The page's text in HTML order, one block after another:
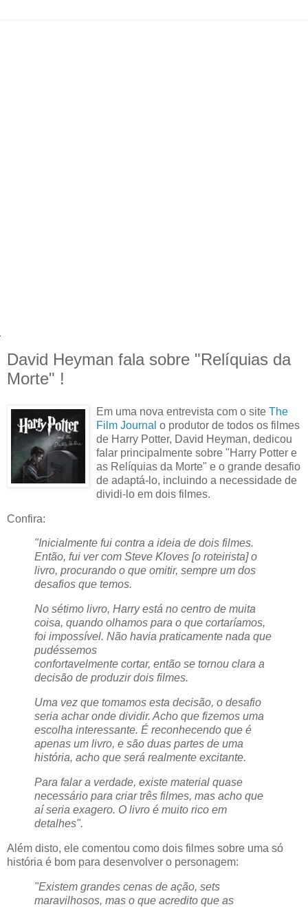
David Heyman fala sobre "Relíquias da
Morte" !
Em uma nova entrevista com o site The
Film Journal o produtor de todos os filmes
de Harry Potter, David Heyman, dedicou
falar principalmente sobre "Harry Potter e
as Relíquias da Morte" e o grande desafio
de adaptá-lo, incluindo a necessidade de
dividi-lo em dois filmes.
Confira:
"Inicialmente fui contra a ideia de dois filmes.
Então, fui ver com Steve Kloves [o roteirista] o
livro, procurando o que omitir, sempre um dos
desafios que temos.
No sétimo livro, Harry está no centro de muita
coisa, quando olhamos para o que cortaríamos,
foi impossível. Não havia praticamente nada que
pudéssemos
confortavelmente cortar, então se tornou clara a
decisão de produzir dois filmes.
Uma vez que tomamos esta decisão, o desafio
seria achar onde dividir. Acho que fizemos uma
escolha interessante. É reconhecendo que é
apenas um livro, e são duas partes de uma
história, acho que será realmente excitante.
Para falar a verdade, existe material quase
necessário para criar três filmes, mas acho que
aí seria exagero. O livro é muito rico em
detalhes".
Além disto, ele comentou como dois filmes sobre uma só
história é bom para desenvolver o personagem:
"Existem grandes cenas de ação, sets
maravilhosos, mas o que acredito que as